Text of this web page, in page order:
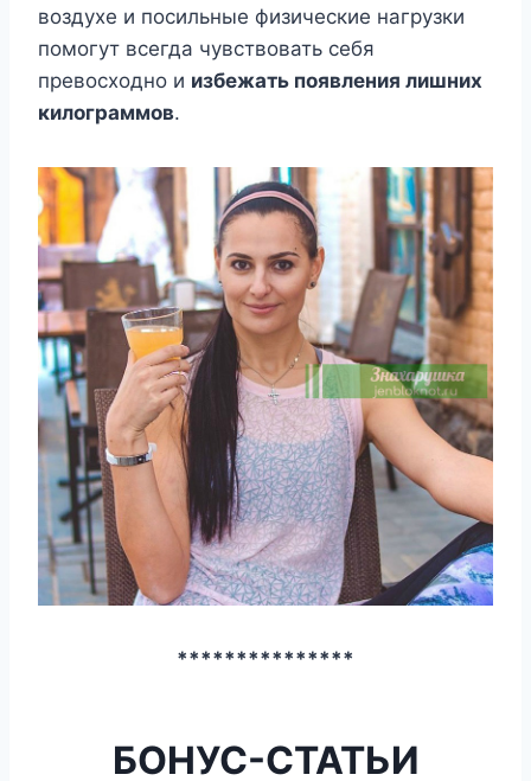
воздухе и посильные физические нагрузки
помогут всегда чувствовать себя
превосходно и избежать появления лишних
килограммов.
***************
БОНУС-СТАТЬИ